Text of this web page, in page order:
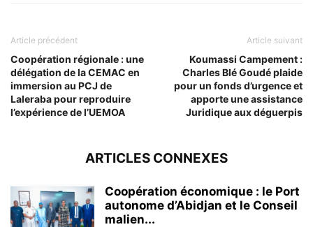
Article précédent
Coopération régionale : une
délégation de la CEMAC en
immersion au PCJ de
Laleraba pour reproduire
l’expérience de l’UEMOA
Article suivant
Koumassi Campement :
Charles Blé Goudé plaide
pour un fonds d’urgence et
apporte une assistance
Juridique aux déguerpis
ARTICLES CONNEXES
Coopération économique : le Port
autonome d’Abidjan et le Conseil
malien...